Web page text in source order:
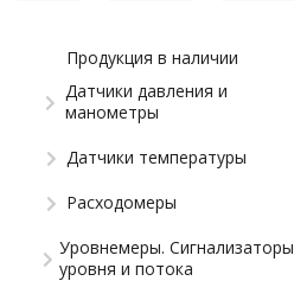
Продукция в наличии
Датчики давления и
манометры
Датчики температуры
Расходомеры
Уровнемеры. Сигнализаторы
уровня и потока